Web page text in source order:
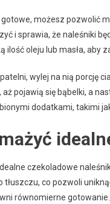
możesz pozwolić
i sprawia, że naleśniki
ilość oleju lub masła, aby
wylej na nią porcję
aż pojawią się bąbelki, a
dodatkami, takimi
czekoladowe
tłuszczu, co pozwoli
równomierne